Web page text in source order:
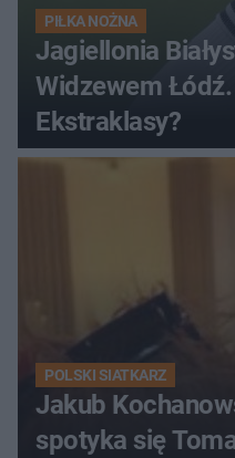
PIŁKA NOŻNA
Jagiellonia
Widzewem
Ekstraklasy?
POLSKI SIATKARZ
Jakub
spotyka się